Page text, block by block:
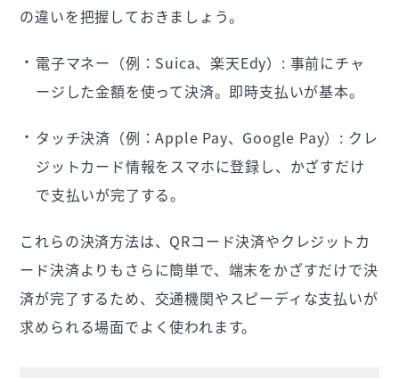
の違いを把握しておきましょう。
電子マネー（例：Suica、楽天Edy）: 事前にチャ
ージした金額を使って決済。即時支払いが基本。
タッチ決済（例：Apple Pay、Google Pay）: クレ
ジットカード情報をスマホに登録し、かざすだけ
で支払いが完了する。
これらの決済方法は、QRコード決済やクレジットカ
ード決済よりもさらに簡単で、端末をかざすだけで決
済が完了するため、交通機関やスピーディな支払いが
求められる場面でよく使われます。